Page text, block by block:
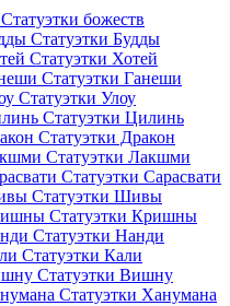
Статуэтки божеств
Статуэтки Будды
Статуэтки Хотей
Статуэтки Ганеши
Статуэтки Улоу
Статуэтки Цилинь
Статуэтки Дракон
Статуэтки Лакшми
Статуэтки Сарасвати
Статуэтки Шивы
Статуэтки Кришны
Статуэтки Нанди
Статуэтки Кали
Статуэтки Вишну
Статуэтки Ханумана